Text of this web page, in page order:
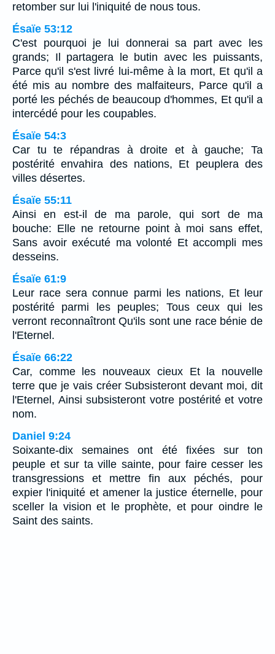
retomber sur lui l'iniquité de nous tous.
Ésaïe 53:12
C'est pourquoi je lui donnerai sa part avec les
grands; Il partagera le butin avec les puissants,
Parce qu'il s'est livré lui-même à la mort, Et qu'il a
été mis au nombre des malfaiteurs, Parce qu'il a
porté les péchés de beaucoup d'hommes, Et qu'il a
intercédé pour les coupables.
Ésaïe 54:3
Car tu te répandras à droite et à gauche; Ta
postérité envahira des nations, Et peuplera des
villes désertes.
Ésaïe 55:11
Ainsi en est-il de ma parole, qui sort de ma
bouche: Elle ne retourne point à moi sans effet,
Sans avoir exécuté ma volonté Et accompli mes
desseins.
Ésaïe 61:9
Leur race sera connue parmi les nations, Et leur
postérité parmi les peuples; Tous ceux qui les
verront reconnaîtront Qu'ils sont une race bénie de
l'Eternel.
Ésaïe 66:22
Car, comme les nouveaux cieux Et la nouvelle
terre que je vais créer Subsisteront devant moi, dit
l'Eternel, Ainsi subsisteront votre postérité et votre
nom.
Daniel 9:24
Soixante-dix semaines ont été fixées sur ton
peuple et sur ta ville sainte, pour faire cesser les
transgressions et mettre fin aux péchés, pour
expier l'iniquité et amener la justice éternelle, pour
sceller la vision et le prophète, et pour oindre le
Saint des saints.